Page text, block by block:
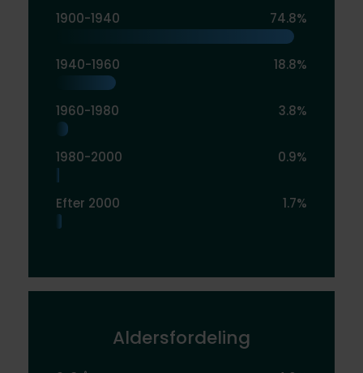
1900-1940 74.8%
1940-1960 18.8%
1960-1980 3.8%
1980-2000 0.9%
Efter 2000 1.7%
Aldersfordeling